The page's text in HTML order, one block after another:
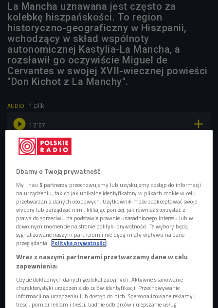
La Mancha uznawana jest często za
kolebkę hiszpańskości. To region
historyczno-geograficzny w Hiszpanii,
wchodzący w skład wspólnoty
autonomicznej Kastylia-La Mancha, a
rozsławił go oczywiście Miguel de
Cervantes w swojej XVII-wiecznej powieści
"Don Kichot z La Manchy".
AUDIO 1 plik
 12'07 
Artur Kot, dziennikarz "Voyage" znalazł w wiatrakach z
La Manchy ogrom magii i inspiracji (Czwórka/4 do 4)
La Mancha, wiatraki Foto: wikimedia.commons/fot.Lourdes Cardenal
Dbamy o Twoją prywatność
My i nasi5 partnerzy przechowujemy lub uzyskujemy dostęp do informacji
na urządzeniu, takich jak unikalne identyfikatory w plikach cookie w celu
przetwarzania danych osobowych. Użytkownik może zaakceptować swoje
wybory lub zarządzać nimi, klikając poniżej, jak również skorzystać z
prawa do sprzeciwu na podstawie prawnie uzasadnionego interesu lub w
dowolnym momencie na stronie polityki prywatności. Te wybory będą
sygnalizowane naszym partnerom i nie będą miały wpływu na dane
przeglądania. Polityka prywatności
Wraz z naszymi partnerami przetwarzamy dane w celu
zapewnienia:
Użycie dokładnych danych geolokalizacyjnych. Aktywne skanowanie
charakterystyki urządzenia do celów identyfikacji. Przechowywanie
informacji na urządzeniu lub dostęp do nich. Spersonalizowane reklamy i
treści, pomiar reklam i treści, badnie odbiorców i ulepszanie usług.